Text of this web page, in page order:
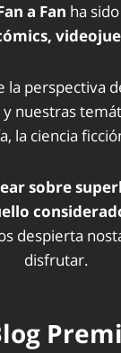
a Fan ha sido
la perspectiva
nuestras
la ciencia
sobre
despierta
disfrutar.